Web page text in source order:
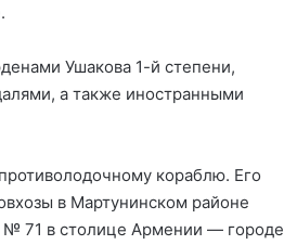
Ушакова 1-й степени,
а также иностранными
кораблю. Его
в Мартунинском районе
№ 71 в столице Армении — городе